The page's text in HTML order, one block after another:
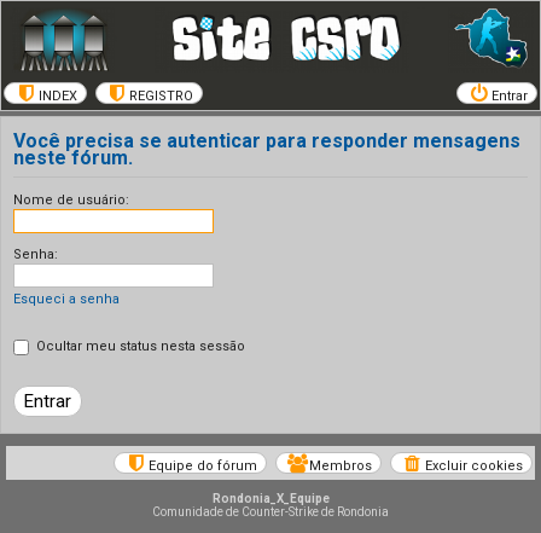
INDEX REGISTRO Entrar
Você precisa se autenticar para responder mensagens
neste fórum.
Nome de usuário:
Senha:
Esqueci a senha
Ocultar meu status nesta sessão
Excluir cookies
Membros
Equipe do fórum
Rondonia_X_Equipe
Comunidade de Counter-Strike de Rondonia